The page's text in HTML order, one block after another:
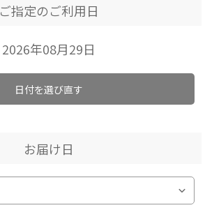
ご指定のご利用日
2026年08月29日
日付を選び直す
お届け日